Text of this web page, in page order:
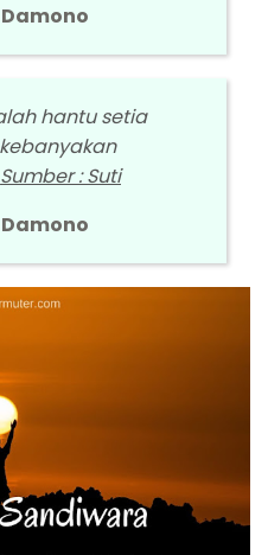
hantu setia
Sumber : Suti